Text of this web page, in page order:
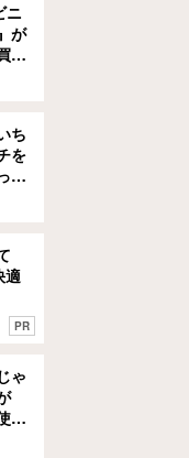
ニ
が
い
ち
を
た
適
PR
ゃ
い